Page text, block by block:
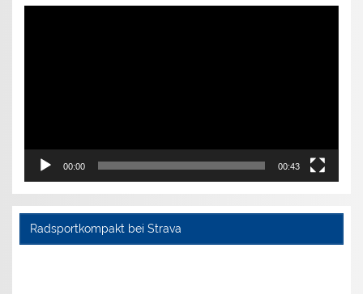
Video-
00:00 00:43
Radsportkompakt bei Strava